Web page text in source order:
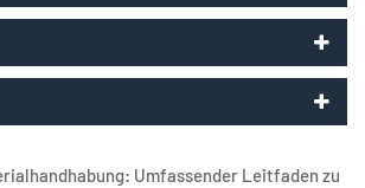
Umfassender Leitfaden zu